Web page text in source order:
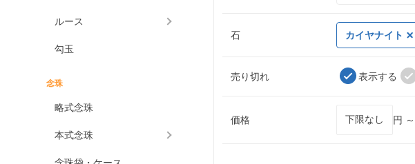
ルース
勾玉
念珠
略式念珠
本式念珠
石 カイヤナイト
売り切れ 表示する
価格 円 ～